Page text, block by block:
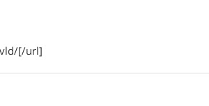
[/url]